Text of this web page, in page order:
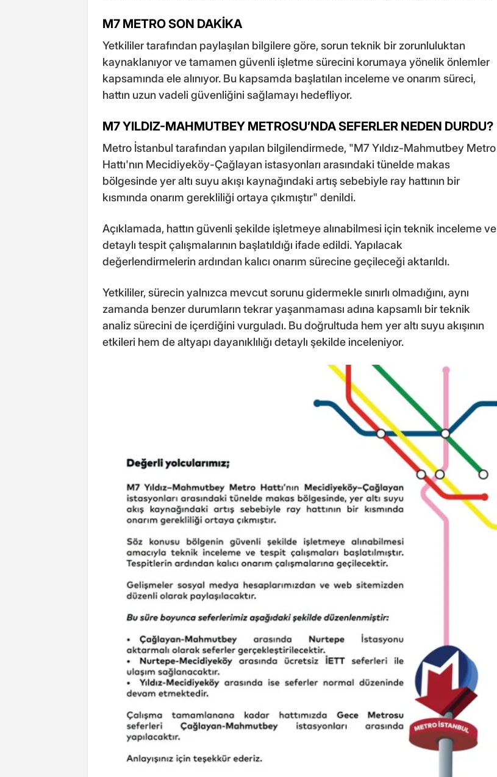
M7 METRO SON DAKİKA
Yetkililer tarafından paylaşılan bilgilere göre, sorun teknik bir zorunluluktan
kaynaklanıyor ve tamamen güvenli işletme sürecini korumaya yönelik önlemler
kapsamında ele alınıyor. Bu kapsamda başlatılan inceleme ve onarım süreci,
hattın uzun vadeli güvenliğini sağlamayı hedefliyor.
M7 YILDIZ-MAHMUTBEY METROSU’NDA SEFERLER NEDEN DURDU?
Metro İstanbul tarafından yapılan bilgilendirmede, "M7 Yıldız-Mahmutbey Metro
Hattı'nın Mecidiyeköy-Çağlayan istasyonları arasındaki tünelde makas
bölgesinde yer altı suyu akışı kaynağındaki artış sebebiyle ray hattının bir
kısmında onarım gerekliliği ortaya çıkmıştır" denildi.
Açıklamada, hattın güvenli şekilde işletmeye alınabilmesi için teknik inceleme ve
detaylı tespit çalışmalarının başlatıldığı ifade edildi. Yapılacak
değerlendirmelerin ardından kalıcı onarım sürecine geçileceği aktarıldı.
Yetkililer, sürecin yalnızca mevcut sorunu gidermekle sınırlı olmadığını, aynı
zamanda benzer durumların tekrar yaşanmaması adına kapsamlı bir teknik
analiz sürecini de içerdiğini vurguladı. Bu doğrultuda hem yer altı suyu akışının
etkileri hem de altyapı dayanıklılığı detaylı şekilde inceleniyor.